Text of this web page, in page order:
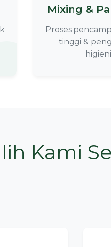
Mixing &
Proses
tinggi &
Kami